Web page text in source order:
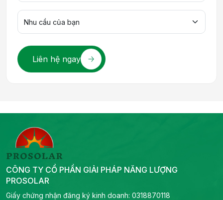
Liên hệ ngay
CÔNG TY CỔ PHẦN GIẢI PHÁP NĂNG LƯỢNG
PROSOLAR
Giấy chứng nhận đăng ký kinh doanh: 0318870118